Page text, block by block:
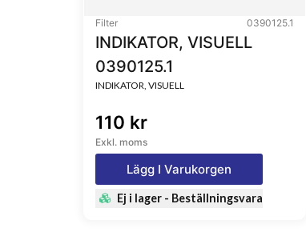
Filter 0390125.1
INDIKATOR, VISUELL
0390125.1
INDIKATOR, VISUELL
110 kr
Exkl. moms
Lägg I Varukorgen
Ej i lager - Beställningsvara